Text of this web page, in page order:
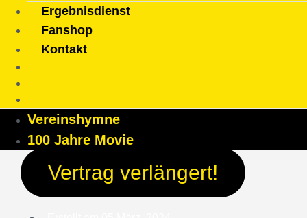
Ergebnisdienst
Fanshop
Kontakt
Vereinshymne
100 Jahre Movie
Vertrag verlängert!